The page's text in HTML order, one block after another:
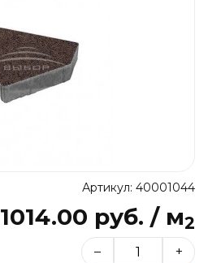
Артикул: 40001044
1014.00 руб. / м2
– +